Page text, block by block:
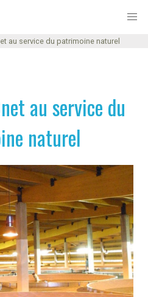
au service du patrimoine naturel
au service du
naturel